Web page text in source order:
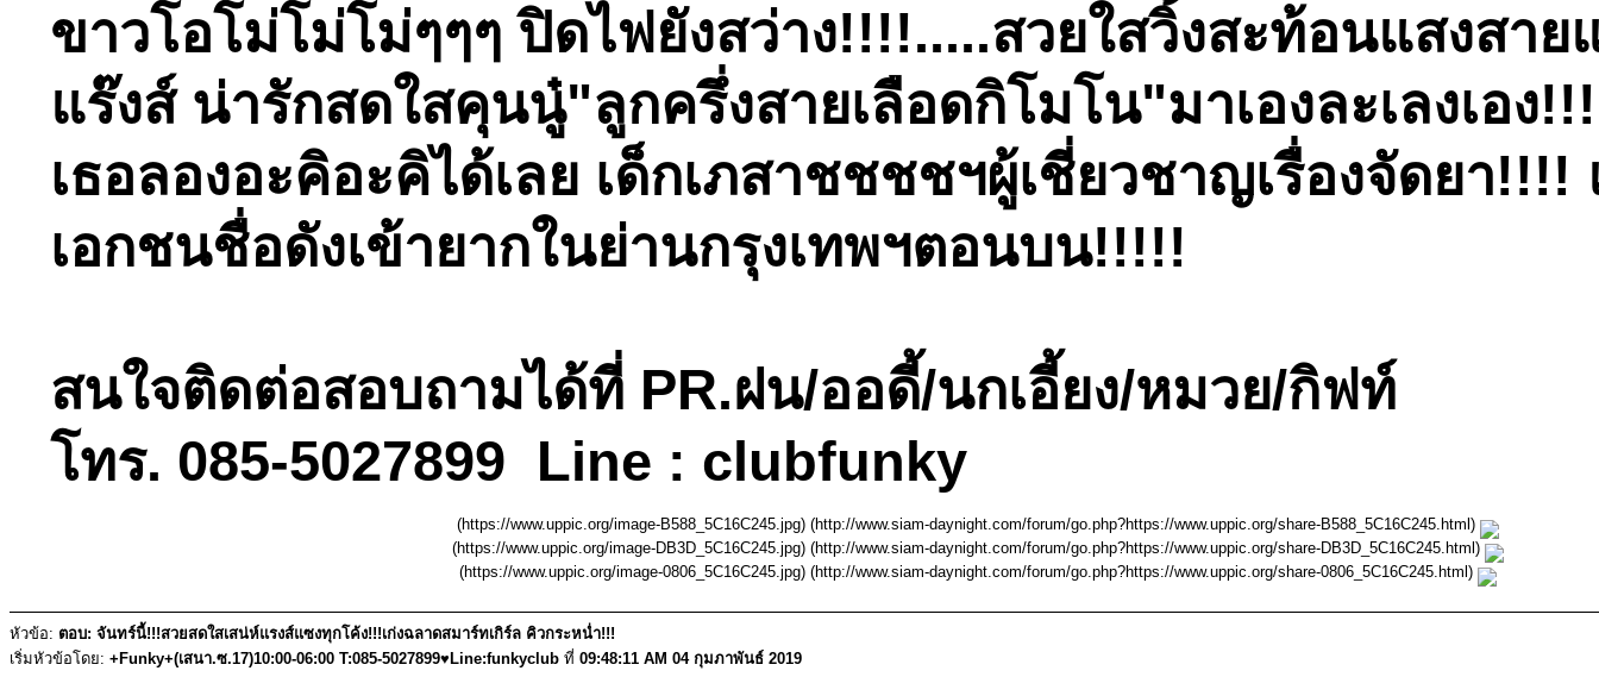
ขาวโอโม่โม่โม่ๆๆๆ ปิดไฟยังสว่าง!!!!.....สวยใสวิ้งสะท้อนแสงสาย
แร๊งส์ น่ารักสดใสคุนนู๋"ลูกครึ่งสายเลือดกิโมโน"มาเองละเลงเอง
เธอลองอะคิอะคิได้เลย เด็กเภสาชชชชฯผู้เชี่ยวชาญเรื่องจัดยา!!!!
เอกชนชื่อดังเข้ายากในย่านกรุงเทพฯตอนบน!!!!!
สนใจติดต่อสอบถามได้ที่ PR.ฝน/ออดี้/นกเอี้ยง/หมวย/กิฟท์
โทร. 085-5027899 Line : clubfunky
(https://www.uppic.org/image-B588_5C16C245.jpg) (http://www.siam-daynight.com/forum/go.php?https://www.uppic.org/share-B588_5C16C245.html)
(https://www.uppic.org/image-DB3D_5C16C245.jpg) (http://www.siam-daynight.com/forum/go.php?https://www.uppic.org/share-DB3D_5C16C245.html)
(https://www.uppic.org/image-0806_5C16C245.jpg) (http://www.siam-daynight.com/forum/go.php?https://www.uppic.org/share-0806_5C16C245.html)
หัวข้อ: ตอบ: จันทร์นี้!!!สวยสดใสเสน่ห์แรงส์แซงทุกโค้ง!!!เก่งฉลาดสมาร์ทเกิร์ล คิวกระหน่ำ!!!
เริ่มหัวข้อโดย: +Funky+(เสนา.ซ.17)10:00-06:00 T:085-5027899♥Line:funkyclub ที่ 09:48:11 AM 04 กุมภาพันธ์ 2019